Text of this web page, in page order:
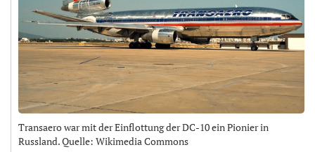
Transaero war mit der Einflottung der DC-10 ein Pionier in
Russland. Quelle: Wikimedia Commons